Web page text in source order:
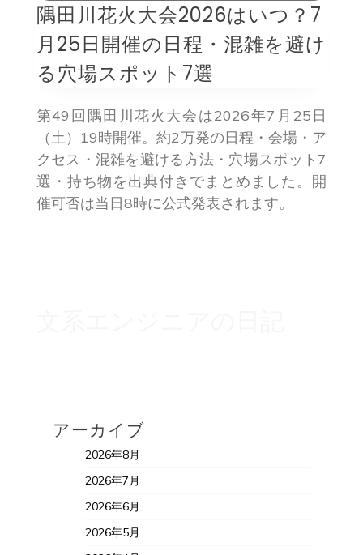
隅田川花火大会2026はいつ？7
月25日開催の日程・混雑を避け
る穴場スポット7選
第49回隅田川花火大会は2026年7月25日
（土）19時開催。約2万発の日程・会場・ア
クセス・混雑を避ける方法・穴場スポット7
選・持ち物を出典付きでまとめました。開
催可否は当日8時に公式発表されます。
アーカイブ
2026年8月
2026年7月
2026年6月
2026年5月